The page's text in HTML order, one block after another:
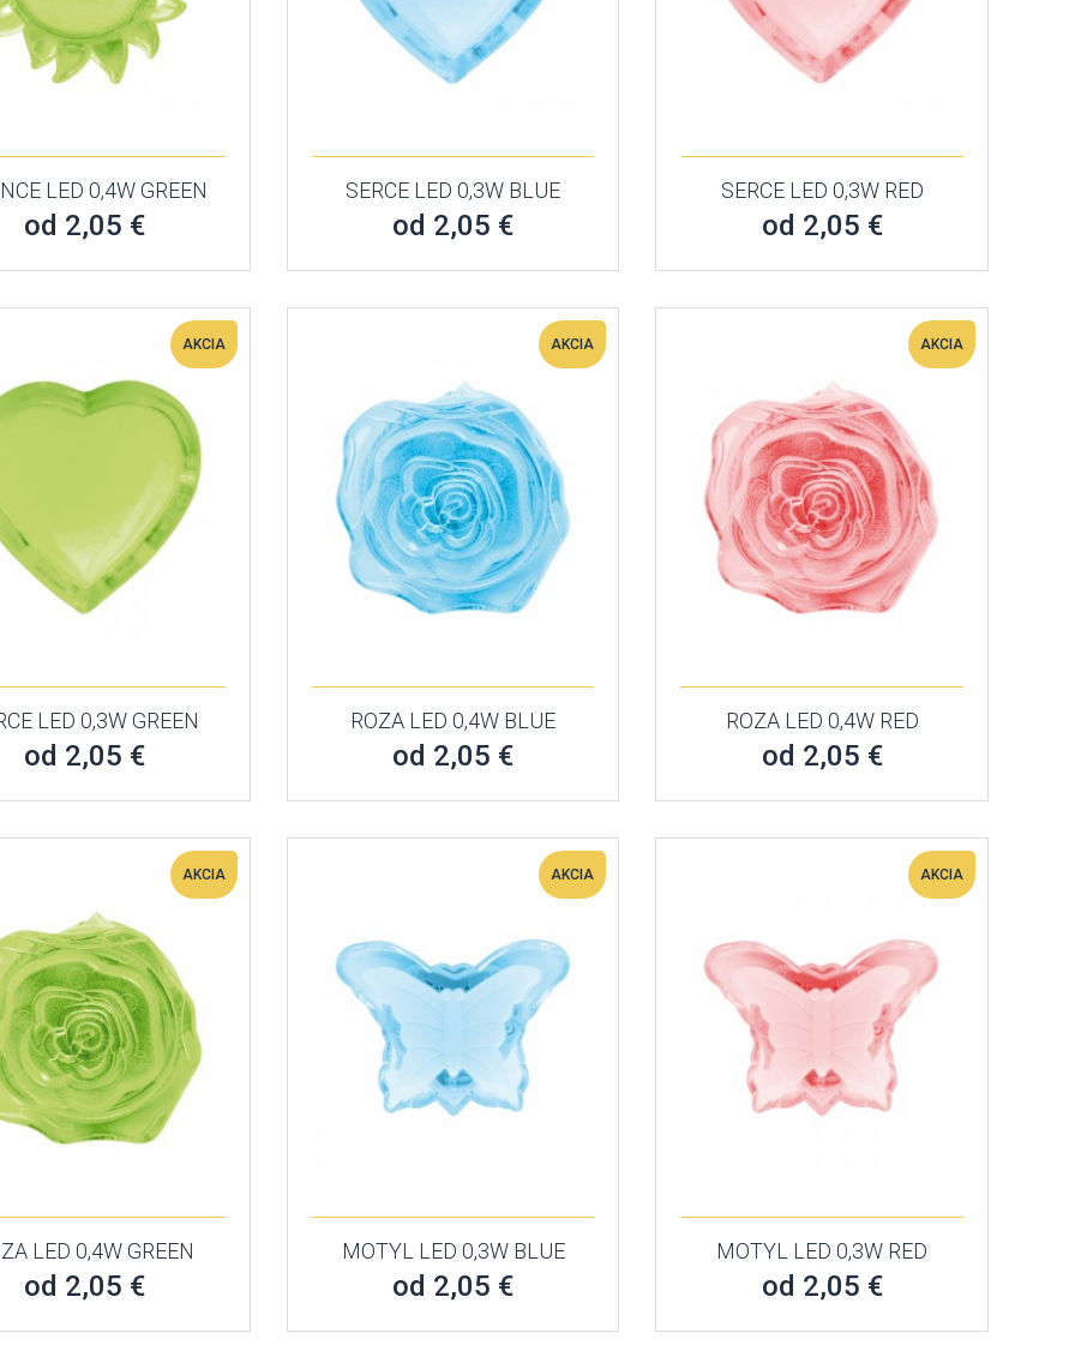
LED 0,4W GREEN
od 2,05 €
SERCE LED 0,3W BLUE
od 2,05 €
SERCE LED 0,3W RED
od 2,05 €
AKCIA
LED 0,3W GREEN
od 2,05 €
AKCIA
ROZA LED 0,4W BLUE
od 2,05 €
AKCIA
ROZA LED 0,4W RED
od 2,05 €
AKCIA
LED 0,4W GREEN
od 2,05 €
AKCIA
MOTYL LED 0,3W BLUE
od 2,05 €
AKCIA
MOTYL LED 0,3W RED
od 2,05 €